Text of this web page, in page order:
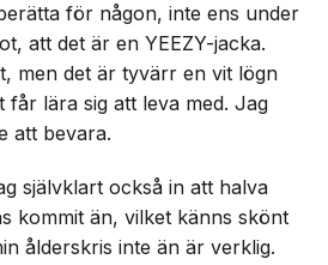
för någon, inte ens under
att det är en YEEZY-jacka.
men det är tyvärr en vit lögn
får lära sig att leva med. Jag
att bevara.
självklart också in att halva
kommit än, vilket känns skönt
ålderskris inte än är verklig.